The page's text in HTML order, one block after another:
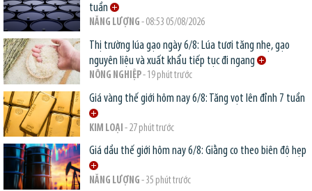
tuần
NĂNG LƯỢNG - 08:53 05/08/2026
Thị trường lúa gạo ngày 6/8: Lúa tươi tăng nhẹ, gạo
nguyên liệu và xuất khẩu tiếp tục đi ngang
NÔNG NGHIỆP- 19 phút trước
Giá vàng thế giới hôm nay 6/8: Tăng vọt lên đỉnh 7 tuần
KIM LOẠI - 27 phút trước
Giá dầu thế giới hôm nay 6/8: Giằng co theo biên độ hẹp
NĂNG LƯỢNG - 35 phút trước